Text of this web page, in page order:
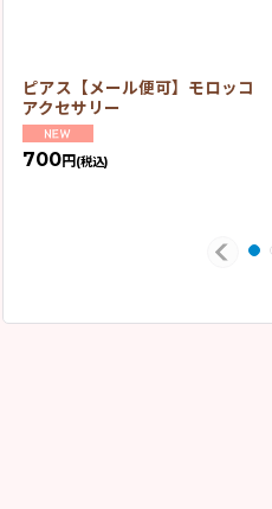
ピアス【メール便可】モロッコ
アクセサリー
700円 (税込)